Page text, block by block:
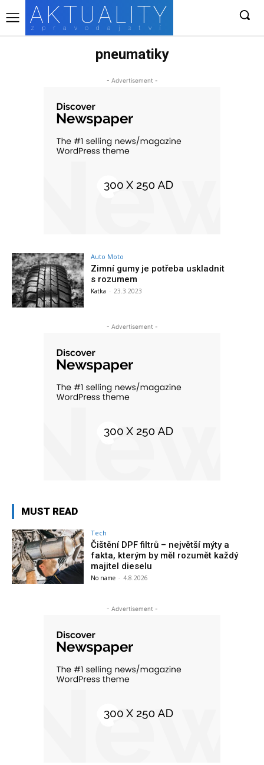
AKTUALITY
zpravodajství
pneumatiky
- Advertisement -
Auto Moto
Zimní gumy je potřeba uskladnit
s rozumem
Katka - 23.3.2023
- Advertisement -
MUST READ
Tech
Čištění DPF filtrů – největší mýty a
fakta, kterým by měl rozumět každý
majitel dieselu
No name - 4.8.2026
- Advertisement -